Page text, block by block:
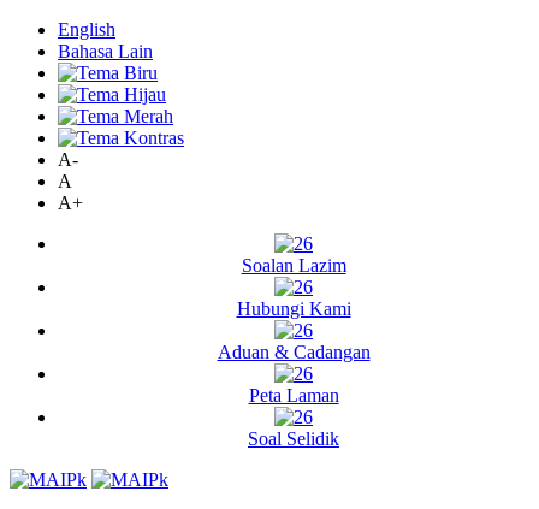
English
Bahasa Lain
A-
A
A+
Soalan Lazim
Hubungi Kami
Aduan & Cadangan
Peta Laman
Soal Selidik